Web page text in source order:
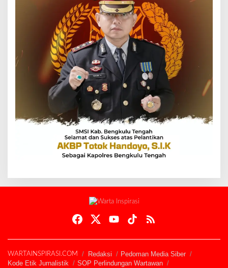
WARTAINSPIRASI.COM Redaksi
Pedoman Media Siber
Kode Etik Jurnalistik
SOP Perlindungan Wartawan